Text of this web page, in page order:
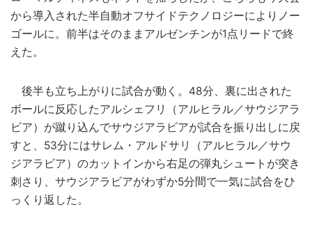
から導入された半自動オフサイドテクノロジーによりノー
ゴールに。前半はそのままアルゼンチンが1点リードで終
えた。
後半も立ち上がりに試合が動く。48分、裏に出された
ボールに反応したアルシェフリ（アルヒラル／サウジアラ
ビア）が蹴り込んでサウジアラビアが試合を振り出しに戻
すと、53分にはサレム・アルドサリ（アルヒラル／サウ
ジアラビア）のカットインから右足の弾丸シュートが突き
刺さり、サウジアラビアがわずか5分間で一気に試合をひ
っくり返した。